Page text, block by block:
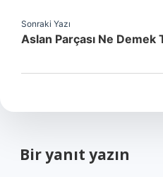
Sonraki Yazı
Aslan Parçası Ne Demek
Bir yanıt yazın